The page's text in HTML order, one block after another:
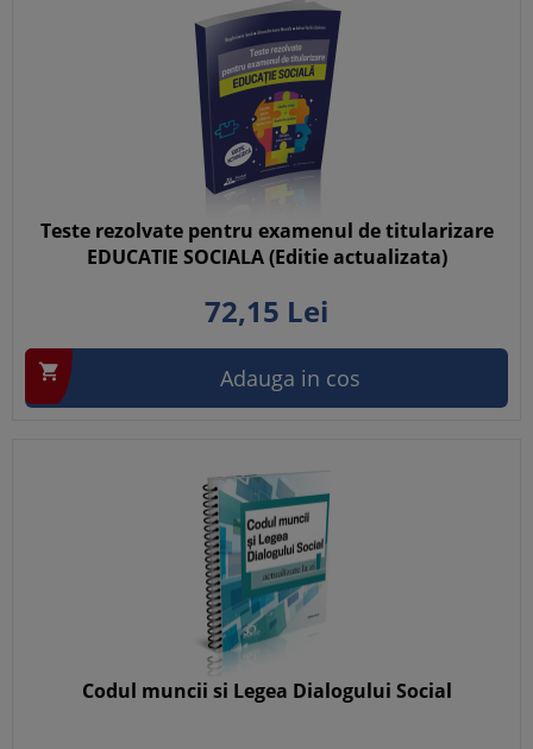
Teste rezolvate pentru examenul de titularizare
EDUCATIE SOCIALA (Editie actualizata)
72,15 Lei
 Adauga in cos
Codul muncii si Legea Dialogului Social